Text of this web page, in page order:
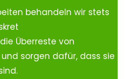
behandeln wir stets
Überreste von
sorgen dafür, dass sie